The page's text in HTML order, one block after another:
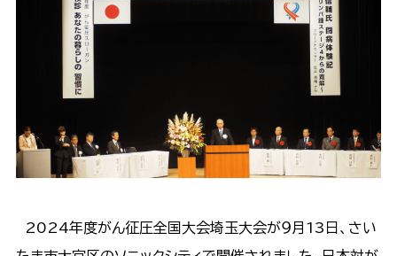
2024年度がん征圧全国大会埼玉大会が９月13日、さい